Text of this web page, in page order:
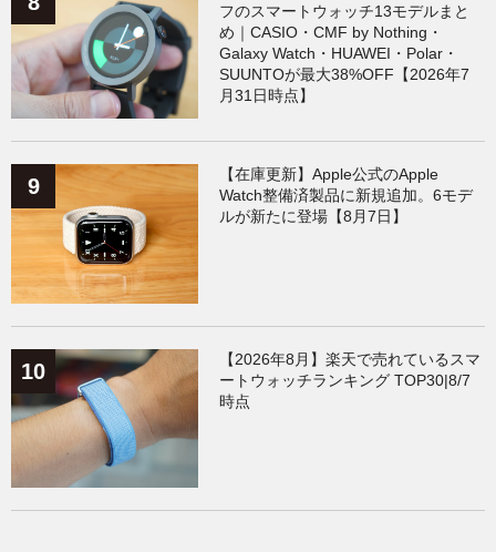
フのスマートウォッチ13モデルまと
め｜CASIO・CMF by Nothing・
Galaxy Watch・HUAWEI・Polar・
SUUNTOが最大38%OFF【2026年7
月31日時点】
【在庫更新】Apple公式のApple
Watch整備済製品に新規追加。6モデ
ルが新たに登場【8月7日】
【2026年8月】楽天で売れているスマ
ートウォッチランキング TOP30|8/7
時点